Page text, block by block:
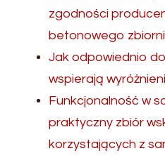
zgodności
betonowego
Jak odpowiednio
wspierają
Funkcjonalność w
praktyczny zbiór
korzystających z